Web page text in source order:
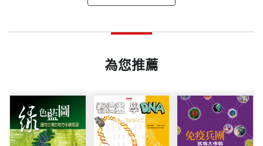
突變——基因的改變
形形色色的大分子
所中途輟學，轉而投入漫畫創作，不再以冰冷的數字
現》（Discover）雜誌主持「科學經典」（Science C
lassics）專欄，目前則是《繆思》（Muse）雜誌的
專屬漫畫家。 高尼克有一個內容豐富的網站（http://
出版日期 2013/08/23
出版社 天下文化
為您推薦